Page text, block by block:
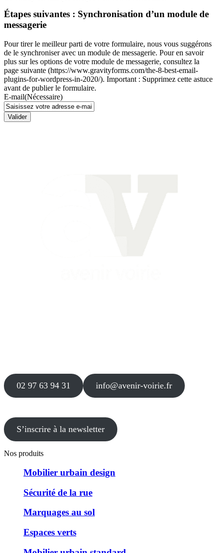
Étapes suivantes : Synchronisation d’un module de
messagerie
Pour tirer le meilleur parti de votre formulaire, nous vous suggérons
de le synchroniser avec un module de messagerie. Pour en savoir
plus sur les options de votre module de messagerie, consultez la
page suivante (https://www.gravityforms.com/the-8-best-email-
plugins-for-wordpress-in-2020/). Important : Supprimez cette astuce
avant de publier le formulaire.
E-mail(Nécessaire)
Valider
02 97 63 94 31 info@avenir-voirie.fr
S’inscrire à la newsletter
Nos produits
Mobilier urbain design
Sécurité de la rue
Marquages au sol
Espaces verts